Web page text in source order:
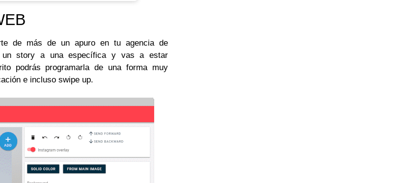
de más de un apuro en tu agencia de
un story a una específica y vas a estar
podrás programarla de una forma muy
e incluso swipe up.